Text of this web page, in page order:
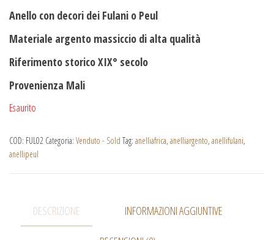
Anello con decori dei Fulani o Peul
Materiale argento massiccio di alta qualità
Riferimento storico XIX° secolo
Provenienza Mali
Esaurito
COD: FUL02 Categoria: Venduto - Sold Tag: anelliafrica, anelliargento, anellifulani,
anellipeul
DESCRIZIONE INFORMAZIONI AGGIUNTIVE